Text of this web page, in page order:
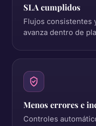
SLA cumplidos
Flujos consistentes
avanza dentro de
Menos errores e
Controles